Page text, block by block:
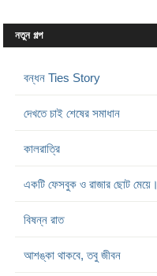
নতুন গল্প
বন্ধন Ties Story
দেখতে চাই শেষের সমাধান
কালরাত্রি
একটি ফেসবুক ও রাজার ছোট মেয়ে।
বিষন্ন রাত
আশঙ্কা থাকবে, তবু জীবন